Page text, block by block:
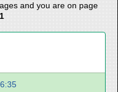
and you are on page
1